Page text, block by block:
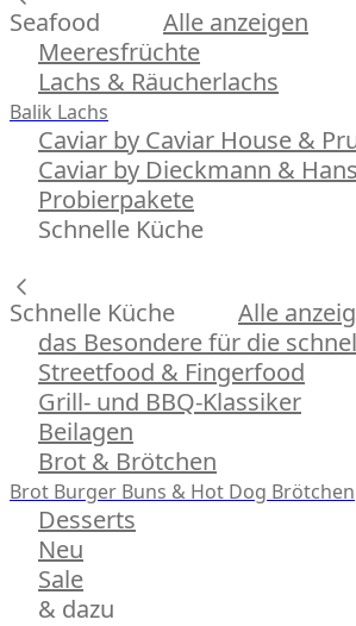
Seafood Alle anzeigen
Meeresfrüchte
Lachs & Räucherlachs
Balik Lachs
Caviar by Caviar House &
Caviar by Dieckmann &
Probierpakete
Schnelle Küche
Schnelle Küche Alle
das Besondere für die
Streetfood & Fingerfood
Grill- und BBQ-Klassiker
Beilagen
Brot & Brötchen
Brot Burger Buns & Hot Dog Brötchen
Desserts
Neu
Sale
& dazu